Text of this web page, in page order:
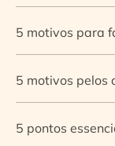
5 motivos para
5 motivos pelos
5 pontos